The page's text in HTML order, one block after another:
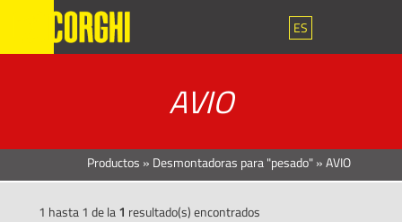
ES
AVIO
Productos » Desmontadoras para "pesado"»AVIO
1 hasta 1 de la1 resultado(s) encontrados